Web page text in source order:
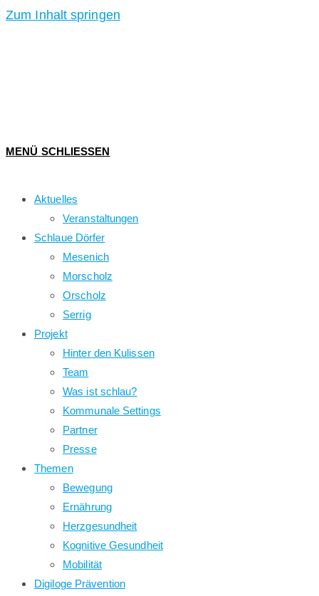
Zum Inhalt springen
MENÜ SCHLIESSEN
Aktuelles
Veranstaltungen
Schlaue Dörfer
Mesenich
Morscholz
Orscholz
Serrig
Projekt
Hinter den Kulissen
Team
Was ist schlau?
Kommunale Settings
Partner
Presse
Themen
Bewegung
Ernährung
Herzgesundheit
Kognitive Gesundheit
Mobilität
Digiloge Prävention